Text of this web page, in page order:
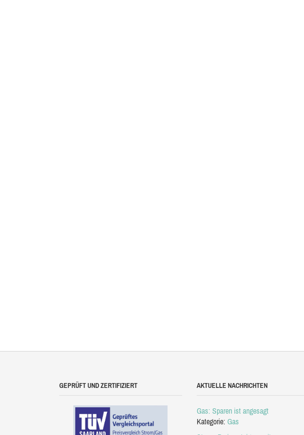
GEPRÜFT UND ZERTIFIZIERT AKTUELLE NACHRICHTEN
Gas: Sparen ist angesagt
Kategorie: Gas